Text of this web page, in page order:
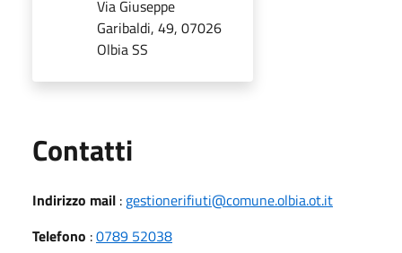
Via Giuseppe
Garibaldi, 49, 07026
Olbia SS
Contatti
Indirizzo mail : gestionerifiuti@comune.olbia.ot.it
Telefono :0789 52038